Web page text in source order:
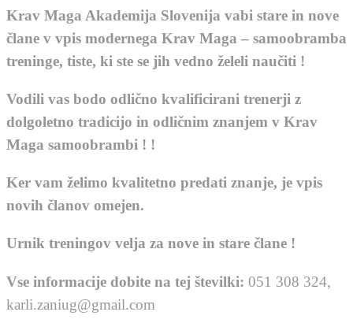
Krav Maga Akademija Slovenija vabi stare in nove
člane v vpis modernega Krav Maga – samoobramba
treninge, tiste, ki ste se jih vedno želeli naučiti !
Vodili vas bodo odlično kvalificirani trenerji z
dolgoletno tradicijo in odličnim znanjem v Krav
Maga samoobrambi ! !
Ker vam želimo kvalitetno predati znanje, je vpis
novih članov omejen.
Urnik treningov velja za nove in stare člane !
Vse informacije dobite na tej številki: 051 308 324,
karli.zaniug@gmail.com